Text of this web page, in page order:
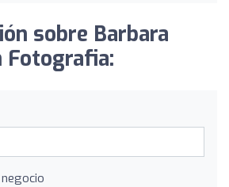
sobre Barbara
Fotografia: